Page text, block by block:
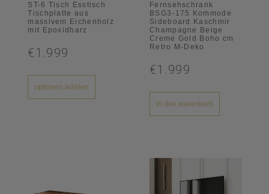
ST-6 Tisch Esstisch
Tischplatte aus
massivem Eichenholz
mit Epoxidharz
€1.999
optionen wählen
Fernsehschrank
BSG3-175 Kommode
Sideboard Kaschmir
Champagne Beige
Creme Gold Boho cm
Retro M-Deko
€1.999
in den warenkorb